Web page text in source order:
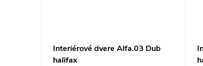
Interiérové dvere Alfa.03 Dub
halifax